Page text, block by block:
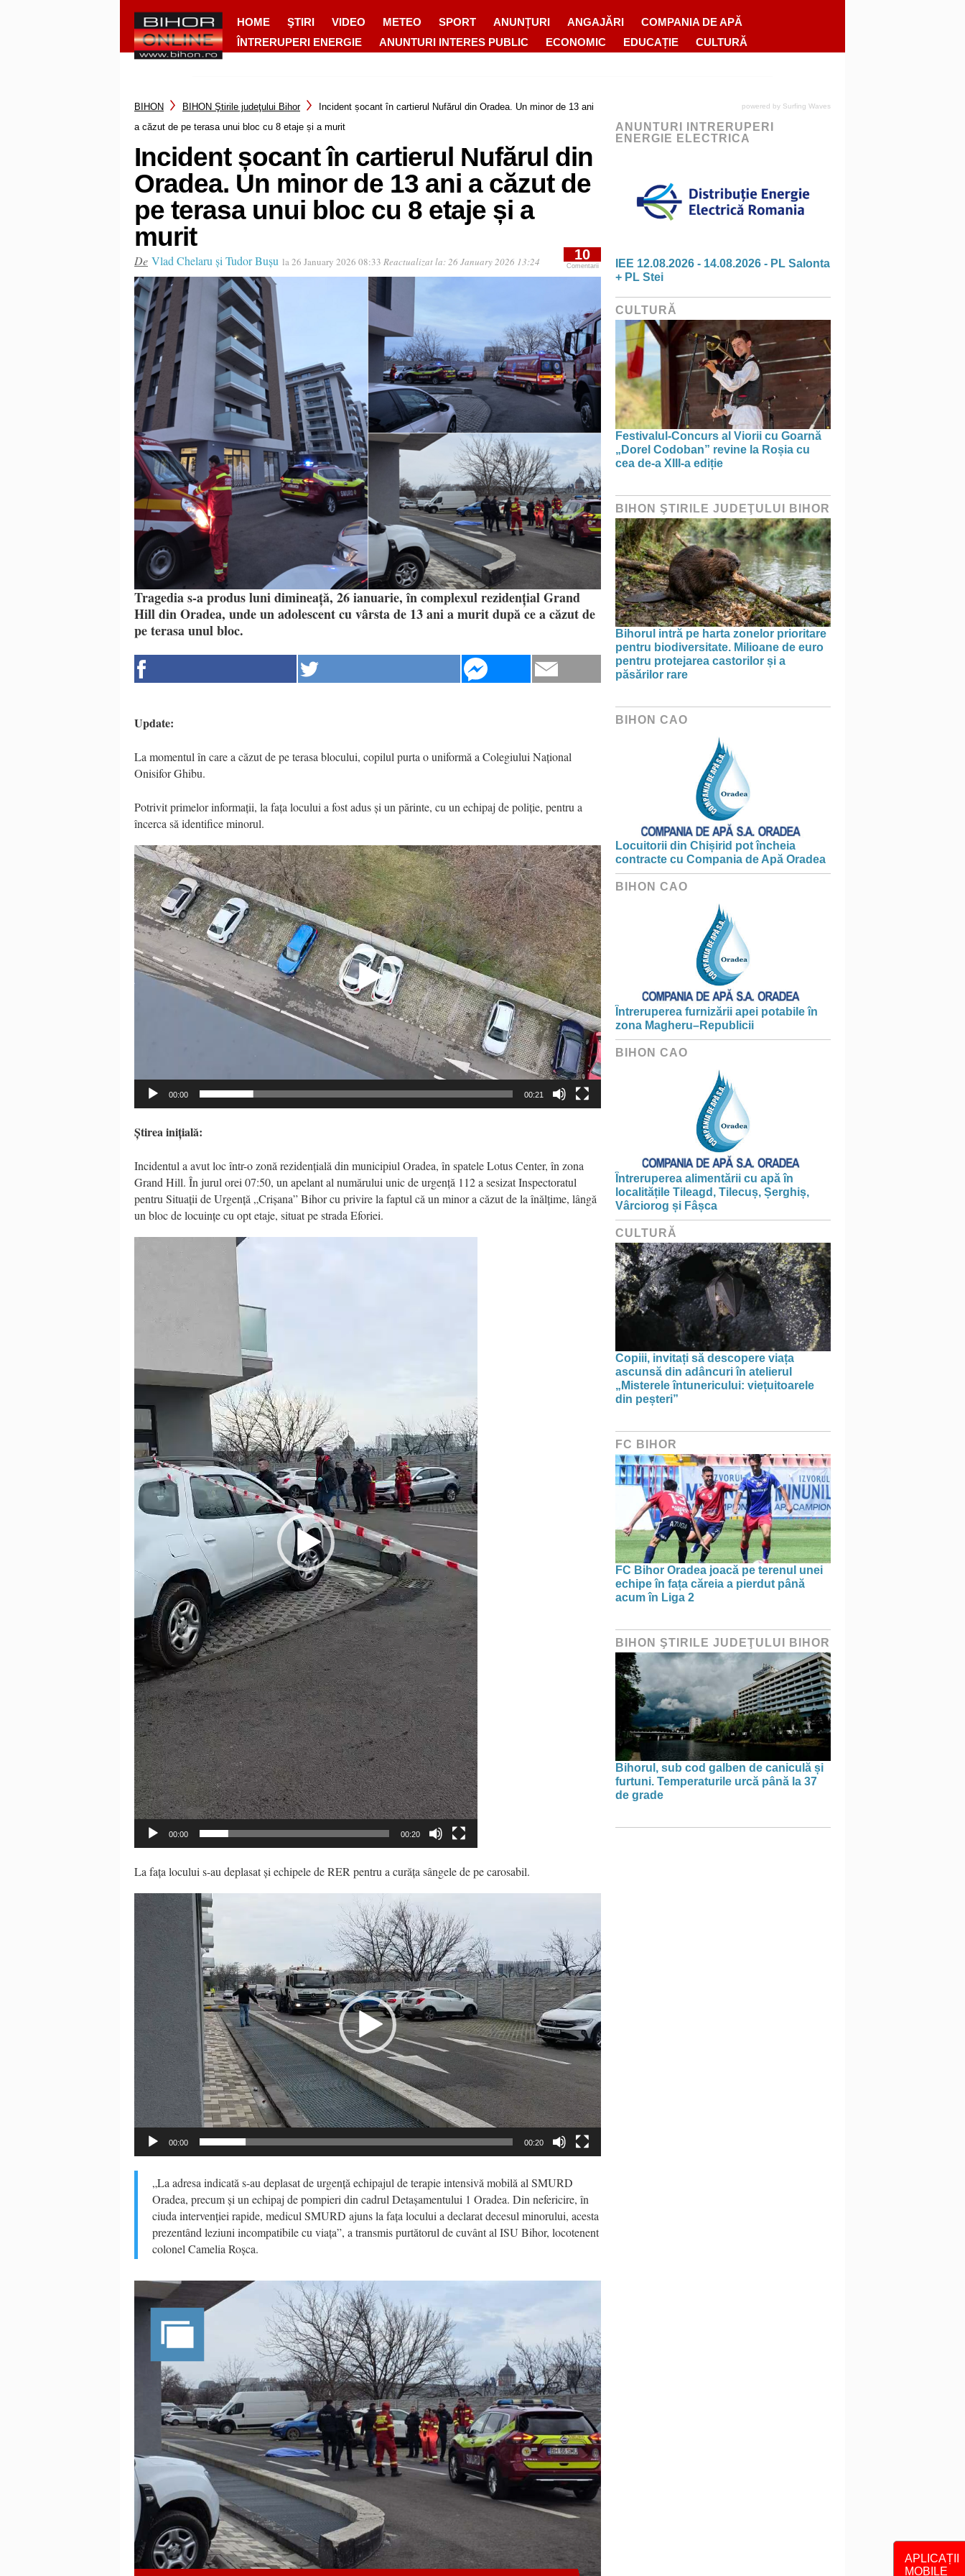
HOME ŞTIRI VIDEO METEO SPORT ANUNȚURI ANGAJĂRI
COMPANIA DE APĂ
ÎNTRERUPERI ENERGIE
ANUNTURI INTERES PUBLIC ECONOMIC EDUCAȚIE CULTURĂ
APLICAȚII
MOBILE
BIHON BIHON Ştirile judeţului Bihor
Incident șocant în cartierul Nufărul din Oradea. Un minor de 13 ani
a căzut de pe terasa unui bloc cu 8 etaje și a murit
Incident șocant în cartierul Nufărul din
Oradea. Un minor de 13 ani a căzut de
pe terasa unui bloc cu 8 etaje și a
murit
De Vlad Chelaru și Tudor Bușu la 26 January 2026 08:33 Reactualizat la:26 January 2026 13:24 10
Comentarii
Tragedia s-a produs luni dimineață, 26 ianuarie, în complexul rezidențial Grand
Hill din Oradea, unde un adolescent cu vârsta de 13 ani a murit după ce a căzut de
pe terasa unul bloc.
Update:
La momentul în care a căzut de pe terasa blocului, copilul purta o uniformă a Colegiului Național
Onisifor Ghibu.
Potrivit primelor informații, la fața locului a fost adus și un părinte, cu un echipaj de poliție, pentru a
încerca să identifice minorul.
Video
Player
00:00 00:21
Știreainițială:
Incidentul a avut loc într-o zonă rezidențială din municipiul Oradea, în spatele Lotus Center, în zona
Grand Hill. În jurul orei 07:50, un apelant al numărului unic de urgență 112 a sesizat Inspectoratul
pentru Situații de Urgență „Crișana” Bihor cu privire la faptul că un minor a căzut de la înălțime, lângă
un bloc de locuințe cu opt etaje, situat pe strada Eforiei.
00:00 00:20
La fața locului s-au deplasatși echipele de RER pentru a curăța sângelede pe carosabil.
Player
00:00 00:20
„La adresa indicată s-au deplasat de urgență echipajul de terapie intensivă mobilă al SMURD
Oradea, precum și un echipaj de pompieri din cadrul Detașamentului 1 Oradea. Din nefericire, în
ciuda intervenției rapide, medicul SMURD ajuns la fața locului a declarat decesul minorului, acesta
prezentând leziuni incompatibile cu viața”, a transmis purtătorul de cuvânt al ISU Bihor, locotenent
colonel Camelia Roșca.
powered by Surfing Waves
ANUNTURI INTRERUPERI
ENERGIE ELECTRICA
IEE 12.08.2026 - 14.08.2026 - PL Salonta
+ PL Stei
CULTURĂ
Festivalul-Concurs al Viorii cu Goarnă
„Dorel Codoban” revine la Roșia cu
cea de-a XIII-a ediție
BIHON ŞTIRILE JUDEŢULUI BIHOR
Bihorul intră pe harta zonelor prioritare
pentru biodiversitate. Milioane de euro
pentru protejarea castorilor și a
păsărilor rare
BIHON CAO
Locuitorii din Chișirid pot încheia
contracte cu Compania de Apă Oradea
BIHON CAO
Întreruperea furnizării apei potabile în
zona Magheru–Republicii
BIHON CAO
Întreruperea alimentării cu apă în
localitățile Tileagd, Tilecuș, Șerghiș,
Vârciorog și Fâșca
CULTURĂ
Copiii, invitați să descopere viața
ascunsă din adâncuri în atelierul
„Misterele întunericului: viețuitoarele
din peșteri”
FC BIHOR
FC Bihor Oradea joacă pe terenul unei
echipe în fața căreia a pierdut până
acum în Liga 2
BIHON ŞTIRILE JUDEŢULUI BIHOR
Bihorul, sub cod galben de caniculă și
furtuni. Temperaturile urcă până la 37
de grade